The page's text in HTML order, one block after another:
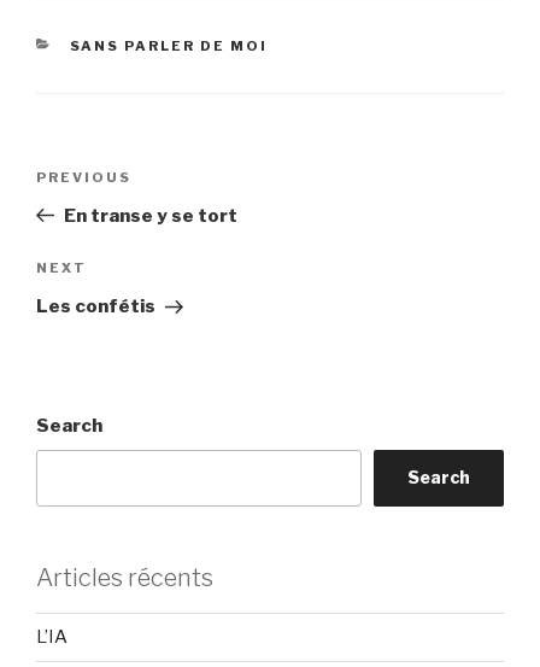
CATEGORIES
SANS PARLER DE MOI
Previous
Post
PREVIOUS
En transe y se tort
Next
Post
NEXT
Les confétis
Search
Search
Articles récents
L’IA